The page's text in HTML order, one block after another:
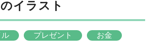
イラスト
ル プレゼント お金